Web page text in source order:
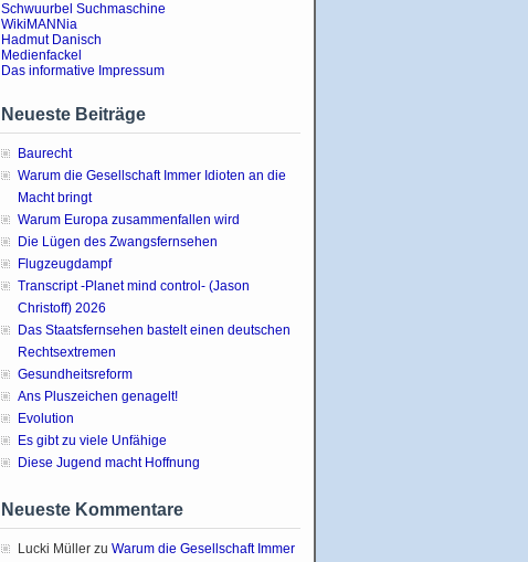
Schwuurbel Suchmaschine
WikiMANNia
Hadmut Danisch
Medienfackel
Das informative Impressum
Neueste Beiträge
Baurecht
Warum die Gesellschaft Immer Idioten an die
Macht bringt
Warum Europa zusammenfallen wird
Die Lügen des Zwangsfernsehen
Flugzeugdampf
Transcript -Planet mind control- (Jason
Christoff) 2026
Das Staatsfernsehen bastelt einen deutschen
Rechtsextremen
Gesundheitsreform
Ans Pluszeichen genagelt!
Evolution
Es gibt zu viele Unfähige
Diese Jugend macht Hoffnung
Neueste Kommentare
Lucki Müller zu Warum die Gesellschaft Immer